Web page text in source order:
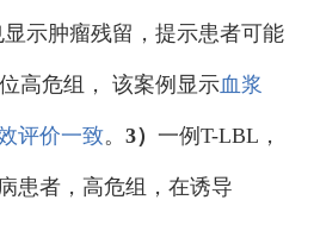
显示肿瘤残留，提示患者可能
高危组， 该案例显示血浆
评价一致。 3） 一例T-LBL，
患者，高危组，在诱导